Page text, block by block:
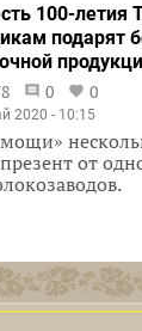
100-летия
подарят
0 0
2020 - 10:15
от